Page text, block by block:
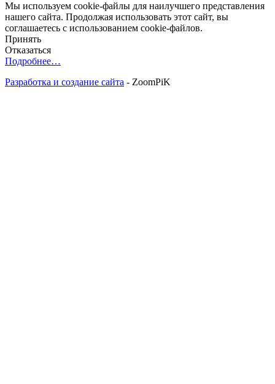
Мы используем cookie-файлы для наилучшего представления
нашего сайта. Продолжая использовать этот сайт, вы
соглашаетесь с использованием cookie-файлов.
Принять
Отказаться
Подробнее…
Разработка и создание сайта - ZoomPiK